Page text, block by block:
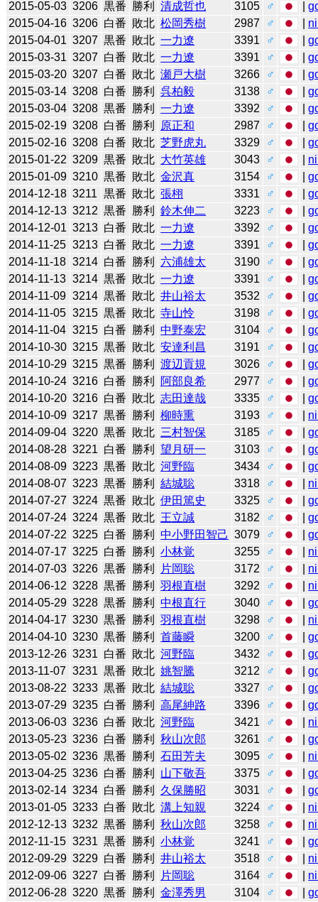
2015-05-03 3206 黒番 勝利 清成哲也 3105 ♂ |
2015-04-16 3206 白番 敗北 松岡秀樹 2987 ♂
2015-04-01 3207 黒番 敗北 一力遼 3391 ♂ |
2015-03-31 3207 白番 敗北 一力遼 3391 ♂ |
2015-03-20 3207 白番 敗北 瀬戸大樹 3266 ♂ |
2015-03-14 3208 白番 勝利 呉柏毅 3138 ♂ |
2015-03-04 3208 黒番 勝利 一力遼 3392 ♂ |
2015-02-19 3208 白番 勝利 原正和 2987 ♂ |
2015-02-16 3208 白番 敗北 芝野虎丸 3329 ♂ |
2015-01-22 3209 黒番 敗北 大竹英雄 3043 ♂
2015-01-09 3210 黒番 敗北 金沢真 3154 ♂ |
2014-12-18 3211 黒番 敗北 張栩 3331 ♂ |
2014-12-13 3212 黒番 勝利 鈴木伸二 3223 ♂ |
2014-12-01 3213 白番 敗北 一力遼 3392 ♂ |
2014-11-25 3213 白番 敗北 一力遼 3391 ♂ |
2014-11-18 3214 白番 勝利 六浦雄太 3190 ♂ |
2014-11-13 3214 黒番 敗北 一力遼 3391 ♂ |
2014-11-09 3214 黒番 敗北 井山裕太 3532 ♂ |
2014-11-05 3215 黒番 敗北 寺山怜 3198 ♂ |
2014-11-04 3215 白番 勝利 中野泰宏 3104 ♂ |
2014-10-30 3215 黒番 敗北 安達利昌 3191 ♂ |
2014-10-29 3215 黒番 勝利 渡辺貢規 3026 ♂ |
2014-10-24 3216 白番 勝利 阿部良希 2977 ♂ |
2014-10-20 3216 白番 敗北 志田達哉 3335 ♂ |
2014-10-09 3217 黒番 勝利 柳時熏 3193 ♂
2014-09-04 3220 黒番 敗北 三村智保 3185 ♂ |
2014-08-28 3221 白番 勝利 望月研一 3103 ♂ |
2014-08-09 3223 黒番 敗北 河野臨 3434 ♂ |
2014-08-07 3223 黒番 勝利 結城聡 3318 ♂
2014-07-27 3224 黒番 敗北 伊田篤史 3325 ♂ |
2014-07-24 3224 黒番 敗北 王立誠 3182 ♂ |
2014-07-22 3225 白番 勝利 中小野田智己 3079 ♂ |
2014-07-17 3225 白番 勝利 小林覚 3255 ♂
2014-07-03 3226 黒番 勝利 片岡聡 3172 ♂
2014-06-12 3228 黒番 勝利 羽根直樹 3292 ♂
2014-05-29 3228 黒番 勝利 中根直行 3040 ♂ |
2014-04-17 3230 黒番 勝利 羽根直樹 3298 ♂
2014-04-10 3230 黒番 勝利 首藤瞬 3200 ♂ |
2013-12-26 3231 白番 敗北 河野臨 3432 ♂ |
2013-11-07 3231 黒番 敗北 姚智騰 3212 ♂ |
2013-08-22 3233 黒番 敗北 結城聡 3327 ♂ |
2013-07-29 3235 白番 勝利 高尾紳路 3396 ♂ |
2013-06-03 3236 白番 敗北 河野臨 3421 ♂
2013-05-23 3236 白番 勝利 秋山次郎 3261 ♂ |
2013-05-02 3236 黒番 勝利 石田芳夫 3095 ♂
2013-04-25 3236 白番 勝利 山下敬吾 3375 ♂ |
2013-02-14 3234 白番 勝利 久保勝昭 3031 ♂ |
2013-01-05 3233 白番 敗北 溝上知親 3224 ♂
2012-12-13 3232 黒番 勝利 秋山次郎 3258 ♂
2012-11-15 3231 黒番 勝利 小林覚 3241 ♂ |
2012-09-29 3229 白番 勝利 井山裕太 3518 ♂
2012-09-06 3227 白番 勝利 片岡聡 3164 ♂
2012-06-28 3220 黒番 勝利 金澤秀男 3104 ♂ |